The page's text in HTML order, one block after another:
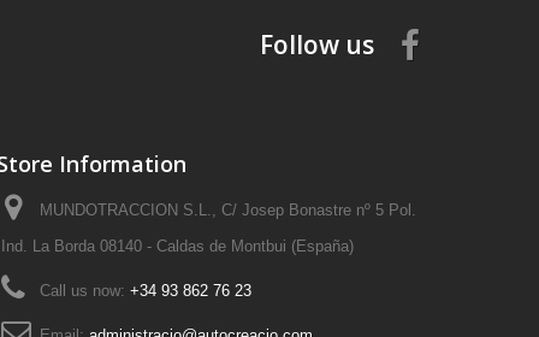
Follow us
Information
MUNDOTRACCION S.L., C/ Josep Bonastre nº 5 Pol.
Ind. La Borda 08140 - Caldas de Montbui (España)
Call us now: +34 93 862 76 23